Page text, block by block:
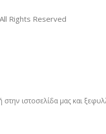
Rights Reserved
στην ιστοσελίδα μας και